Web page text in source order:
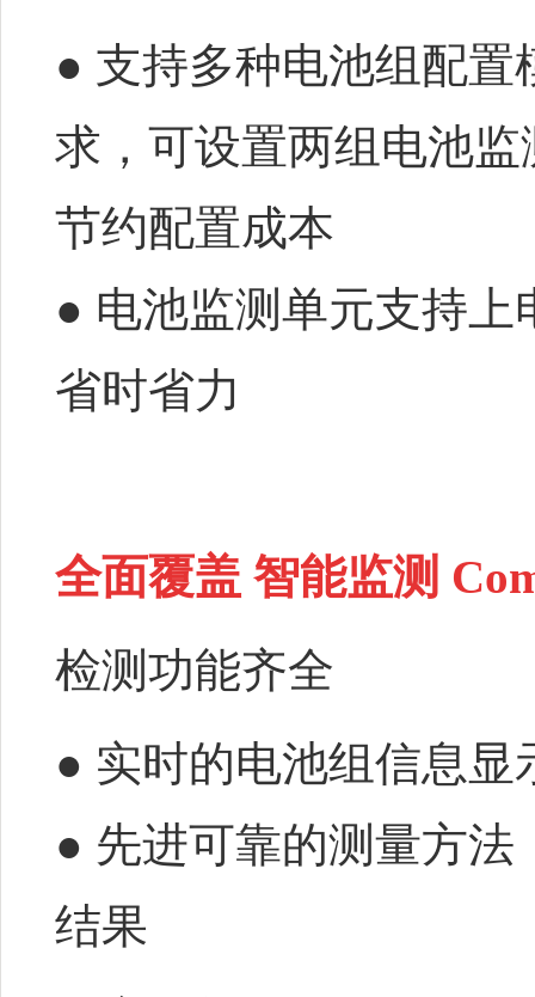
● 支持多种电池组配
求，可设置两组电池
节约配置成本
● 电池监测单元支持
省时省力
全面覆盖 智能监测
检测功能齐全
● 实时的电池组信息
● 先进可靠的测量方
结果